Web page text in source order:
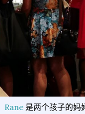
Rane 是两个孩子的妈